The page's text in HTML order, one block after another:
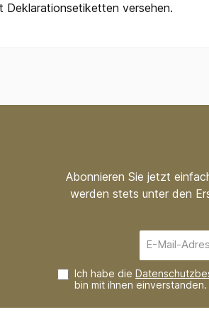
Deklarationsetiketten versehen.
Abonnieren Sie jetzt
werden stets unter den
Ich habe die
bin mit ihnen einverstanden.